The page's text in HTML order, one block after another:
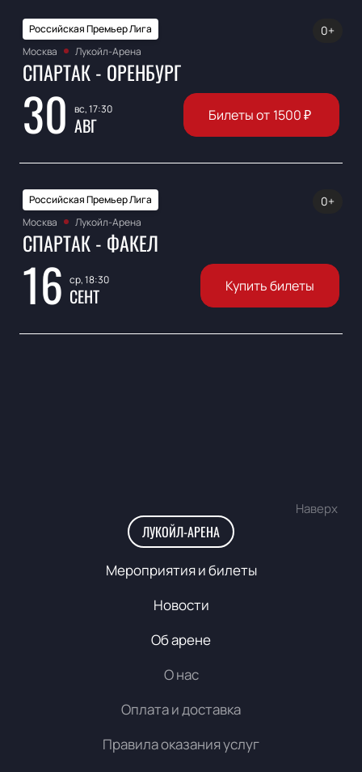
Российская Премьер Лига
Москва
Лукойл-Арена
СПАРТАК - ОРЕНБУРГ
30 вс, 17:30
АВГ
0+
Билеты от 1500₽
Российская Премьер Лига
Москва
Лукойл-Арена
СПАРТАК - ФАКЕЛ
16 ср, 18:30
СЕНТ
0+
Купить билеты
Наверх
ЛУКОЙЛ-АРЕНА
Мероприятия и билеты
Новости
Об арене
О нас
Оплата и доставка
Правила оказания услуг